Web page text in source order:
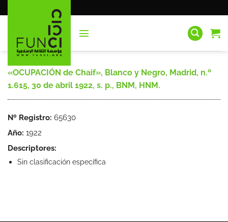
al
«OCUPACIÓN de Chaif», Blanco y Negro, Madrid, n.º
1.615, 30 de abril 1922, s. p., BNM, HNM.
Nº Registro: 65630
Año: 1922
Descriptores:
Sin clasificación específica